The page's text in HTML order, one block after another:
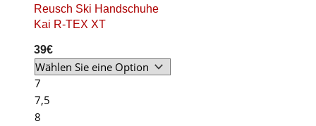
product
Reusch Ski Handschuhe
Kai R-TEX XT
39€
7
7,5
8